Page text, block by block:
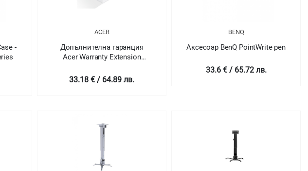
-
ACER
Допълнителна гаранция
Acer Warranty Extension
COMMERCIAL/CONSUMER-
33.18 € / 64.89 лв.
BENQ
Аксесоар BenQ PointWrite pen
33.6 € / 65.72 лв.